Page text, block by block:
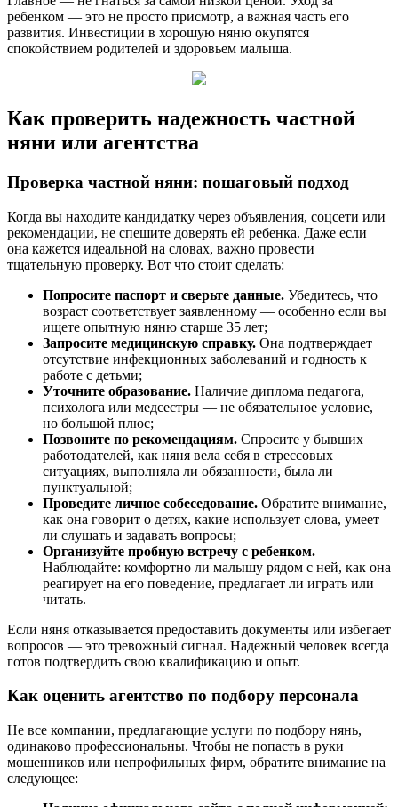
ребенком — это не просто присмотр, а важная часть его
развития. Инвестиции в хорошую няню окупятся
спокойствием родителей и здоровьем малыша.
Как проверить надежность частной
няни или агентства
Проверка частной няни: пошаговый подход
Когда вы находите кандидатку через объявления, соцсети или
рекомендации, не спешите доверять ей ребенка. Даже если
она кажется идеальной на словах, важно провести
тщательную проверку. Вот что стоит сделать:
Попросите паспорт и сверьте данные. Убедитесь, что
возраст соответствует заявленному — особенно если вы
ищете опытную няню старше 35 лет;
Запросите медицинскую справку. Она подтверждает
отсутствие инфекционных заболеваний и годность к
работе с детьми;
Уточните образование. Наличие диплома педагога,
психолога или медсестры — не обязательное условие,
но большой плюс;
Позвоните по рекомендациям. Спросите у бывших
работодателей, как няня вела себя в стрессовых
ситуациях, выполняла ли обязанности, была ли
пунктуальной;
Проведите личное собеседование. Обратите внимание,
как она говорит о детях, какие использует слова, умеет
ли слушать и задавать вопросы;
Организуйте пробную встречу с ребенком.
Наблюдайте: комфортно ли малышу рядом с ней, как она
реагирует на его поведение, предлагает ли играть или
читать.
Если няня отказывается предоставить документы или избегает
вопросов — это тревожный сигнал. Надежный человек всегда
готов подтвердить свою квалификацию и опыт.
Как оценить агентство по подбору персонала
Не все компании, предлагающие услуги по подбору нянь,
одинаково профессиональны. Чтобы не попасть в руки
мошенников или непрофильных фирм, обратите внимание на
следующее: